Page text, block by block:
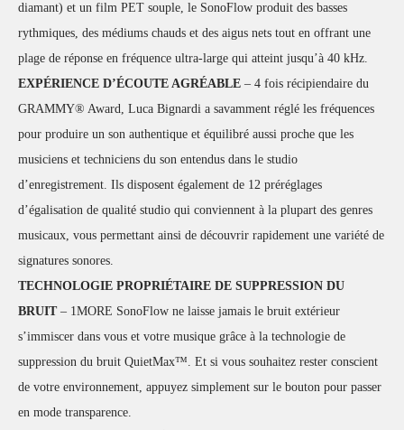
diamant) et un film PET souple, le SonoFlow produit des basses
rythmiques, des médiums chauds et des aigus nets tout en offrant une
plage de réponse en fréquence ultra-large qui atteint jusqu’à 40 kHz.
EXPÉRIENCE D’ÉCOUTE AGRÉABLE – 4 fois récipiendaire du
GRAMMY® Award, Luca Bignardi a savamment réglé les fréquences
pour produire un son authentique et équilibré aussi proche que les
musiciens et techniciens du son entendus dans le studio
d’enregistrement. Ils disposent également de 12 préréglages
d’égalisation de qualité studio qui conviennent à la plupart des genres
musicaux, vous permettant ainsi de découvrir rapidement une variété de
signatures sonores.
TECHNOLOGIE PROPRIÉTAIRE DE SUPPRESSION DU
BRUIT– 1MORE SonoFlow ne laisse jamais le bruit extérieur
s’immiscer dans vous et votre musique grâce à la technologie de
suppression du bruit QuietMax™. Et si vous souhaitez rester conscient
de votre environnement, appuyez simplement sur le bouton pour passer
en mode transparence.